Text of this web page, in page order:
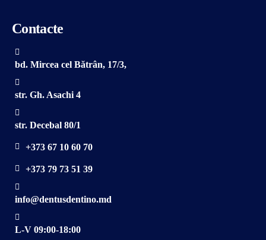
Contacte
bd. Mircea cel Bătrân, 17/3,
str. Gh. Asachi 4
str. Decebal 80/1
+373 67 10 60 70
+373 79 73 51 39
info@dentusdentino.md
L-V 09:00-18:00